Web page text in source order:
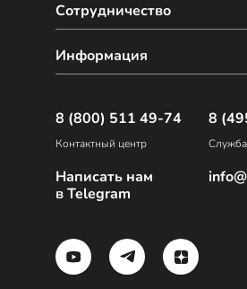
Сотрудничество
Информация
8 (800) 511 49-74
Контактный центр
Написать нам
в Telegram
8
Служба